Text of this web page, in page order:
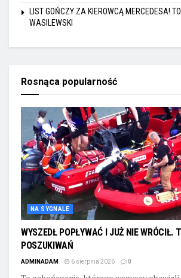
LIST GOŃCZY ZA KIEROWCĄ MERCEDESA!
WASILEWSKI
Rosnąca popularność
NA SYGNALE
WYSZEDŁ POPŁYWAĆ I JUŻ NIE WRÓCIŁ.
POSZUKIWAŃ
ADMINADAM 6 sierpnia 2026 0